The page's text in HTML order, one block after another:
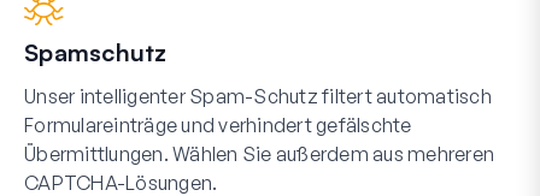
Spamschutz
Unser intelligenter Spam-Schutz filtert automatisch
Formulareinträge und verhindert gefälschte
Übermittlungen. Wählen Sie außerdem aus mehreren
CAPTCHA-Lösungen.